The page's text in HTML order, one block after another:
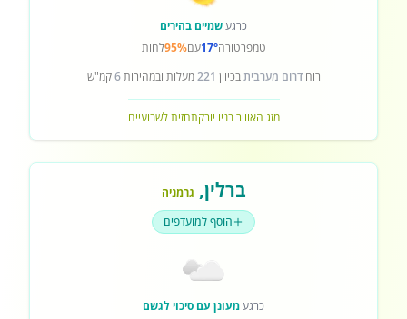
כרגעשמיים בהירים
טמפרטורה17°עם95%לחות
רוחדרום מערביתבכיוון 221מעלות ובמהירות6קמ"ש
מזג האוויר בניו יורקתחזית לשבועיים
ברלין, גרמניה
הוסף למועדפים
כרגעמעונן עם סיכוי לגשם